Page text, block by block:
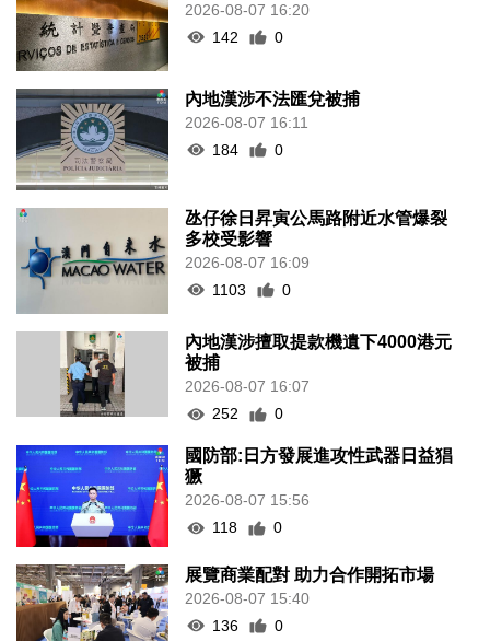
2026-08-07 16:20
142
0
內地漢涉不法匯兌被捕
2026-08-07 16:11
184
0
氹仔徐日昇寅公馬路附近水管爆裂
多校受影響
2026-08-07 16:09
1103
0
內地漢涉擅取提款機遺下4000港元
被捕
2026-08-07 16:07
252
0
國防部:日方發展進攻性武器日益猖
獗
2026-08-07 15:56
118
0
展覽商業配對 助力合作開拓市場
2026-08-07 15:40
136
0